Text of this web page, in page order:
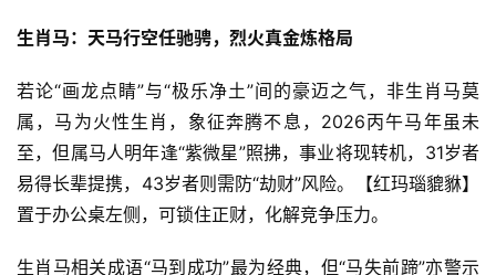
生肖马：天马行空任驰骋，烈火真金炼格局
若论“画龙点睛”与“极乐净土”间的豪迈之气，非生肖马莫
属，马为火性生肖，象征奔腾不息，2026丙午马年虽未
至，但属马人明年逢“紫微星”照拂，事业将现转机，31岁者
易得长辈提携，43岁者则需防“劫财”风险。【红玛瑙貔貅】
置于办公桌左侧，可锁住正财，化解竞争压力。
生肖马相关成语“马到成功”最为经典，但“马失前蹄”亦警示